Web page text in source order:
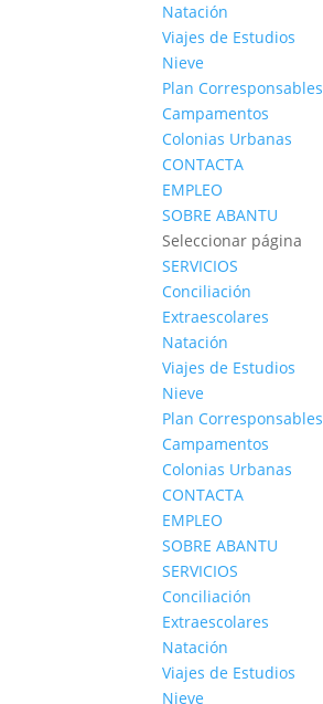
Natación
Viajes de Estudios
Nieve
Plan Corresponsables
Campamentos
Colonias Urbanas
CONTACTA
EMPLEO
SOBRE ABANTU
Seleccionar página
SERVICIOS
Conciliación
Extraescolares
Natación
Viajes de Estudios
Nieve
Plan Corresponsables
Campamentos
Colonias Urbanas
CONTACTA
EMPLEO
SOBRE ABANTU
SERVICIOS
Conciliación
Extraescolares
Natación
Viajes de Estudios
Nieve